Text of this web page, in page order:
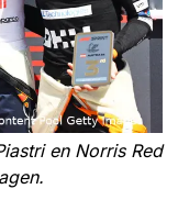
en Norris Red